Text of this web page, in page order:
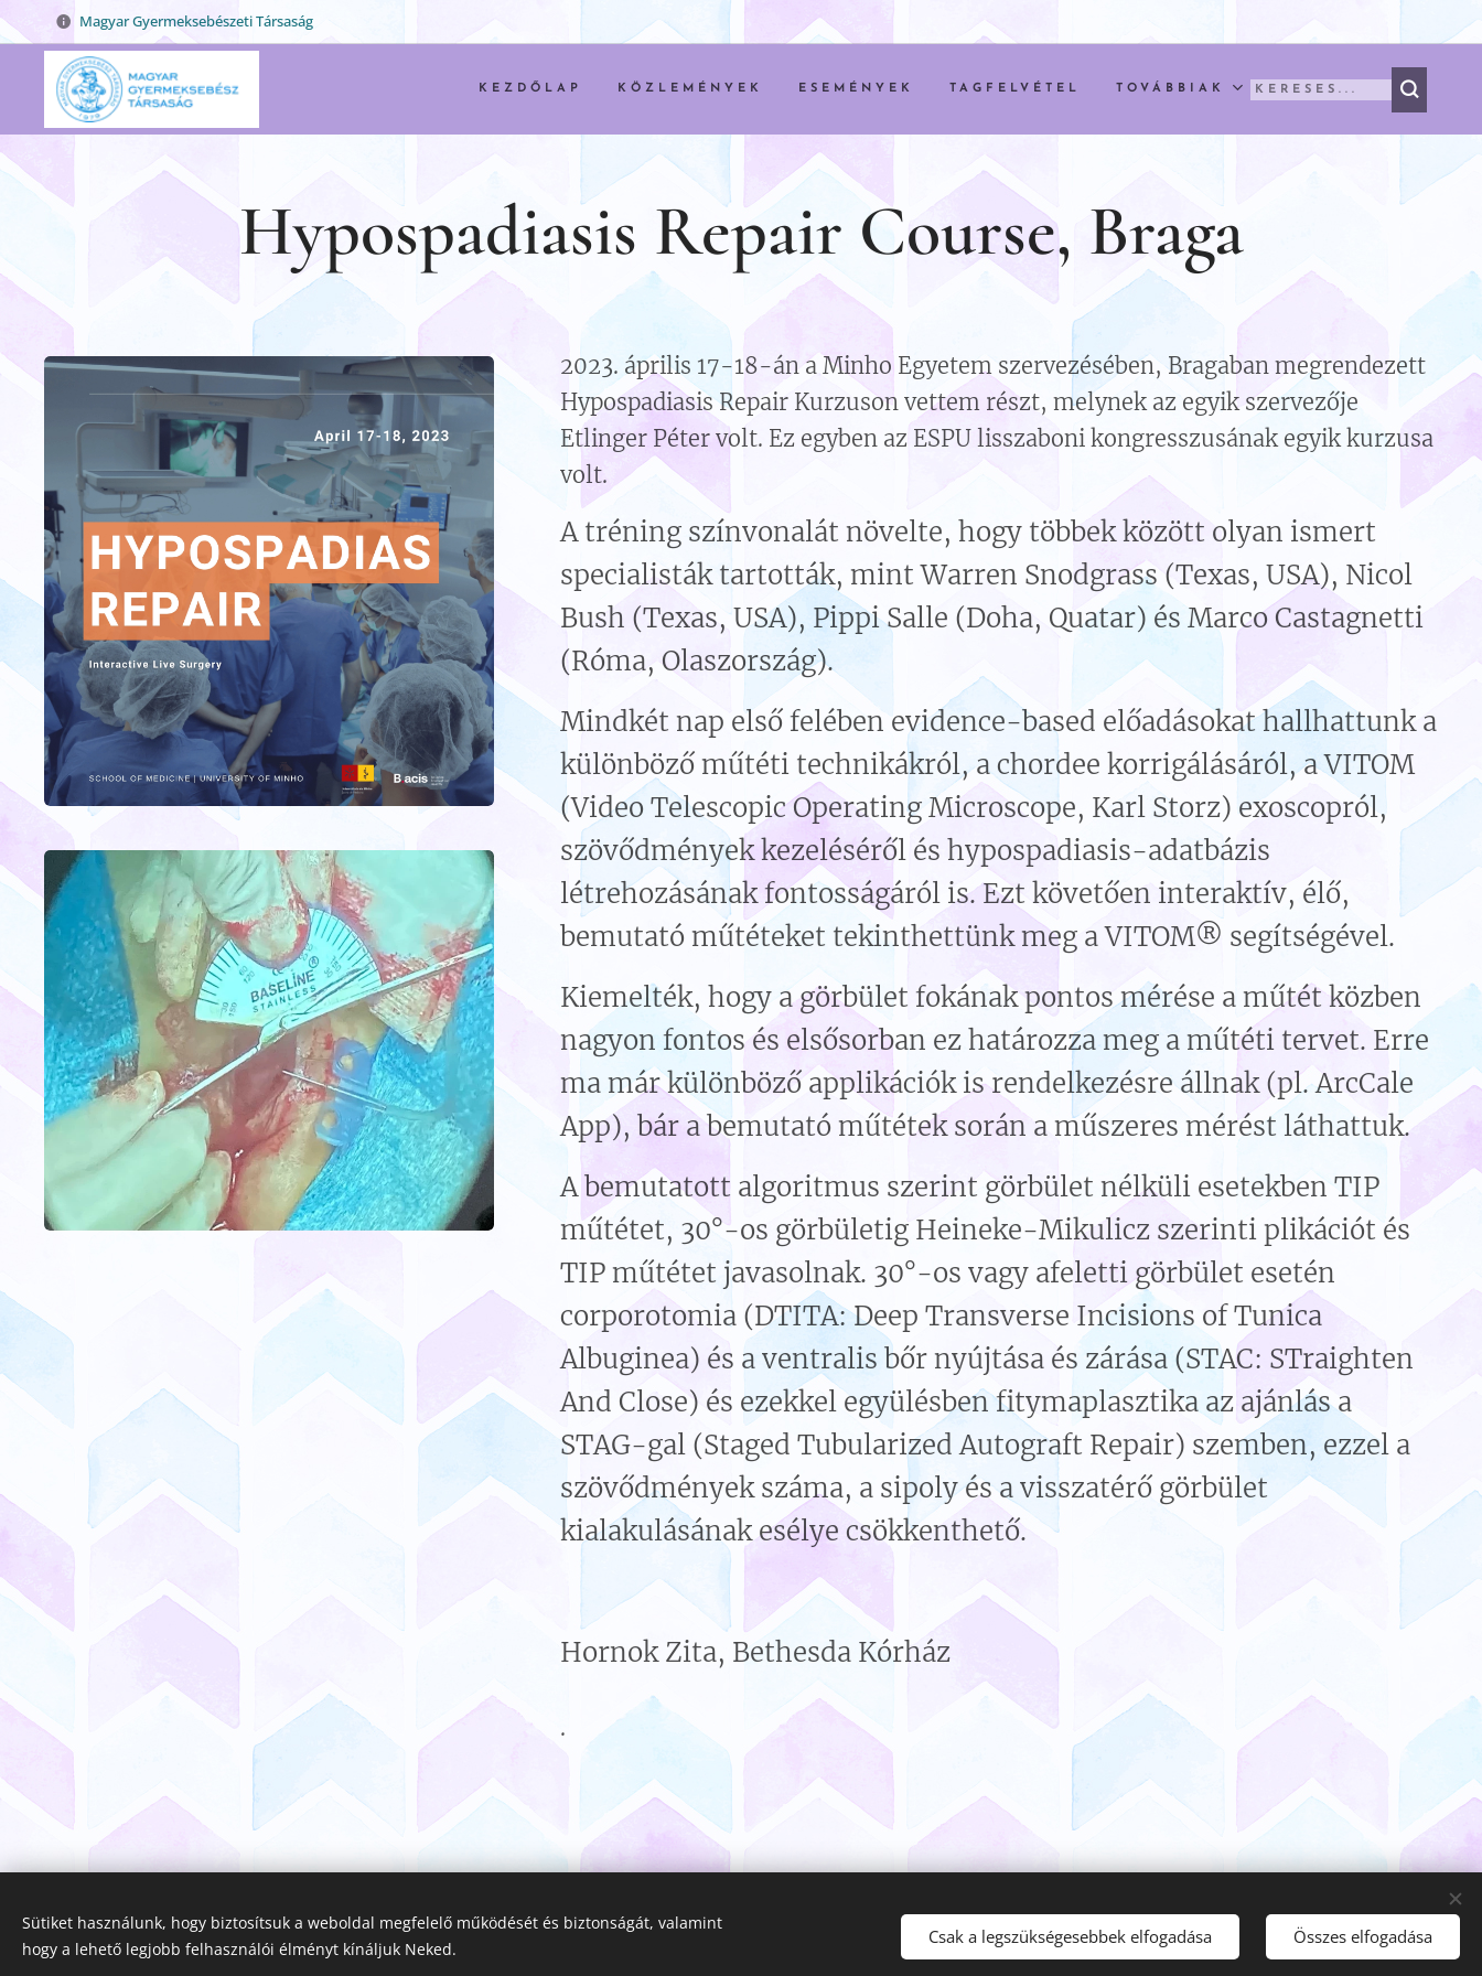
Magyar Gyermeksebészeti Társaság
KEZDŐLAP KÖZLEMÉNYEK ESEMÉNYEK TAGFELVÉTEL TOVÁBBIAK
Hypospadiasis Repair Course, Braga
2023. április 17-18-án a Minho Egyetem szervezésében, Bragaban megrendezett
Hypospadiasis Repair Kurzuson vettem részt, melynek az egyik szervezője
Etlinger Péter volt. Ez egyben az ESPU lisszaboni kongresszusának egyik kurzusa
volt.
A tréning színvonalát növelte, hogy többek között olyan ismert
specialisták tartották, mint Warren Snodgrass (Texas, USA), Nicol
Bush (Texas, USA), Pippi Salle (Doha, Quatar) és Marco Castagnetti
(Róma, Olaszország).
Mindkét nap első felében evidence-based előadásokat hallhattunk a
különböző műtéti technikákról, a chordee korrigálásáról, a VITOM
(Video Telescopic Operating Microscope, Karl Storz) exoscopról,
szövődmények kezeléséről és hypospadiasis-adatbázis
létrehozásának fontosságáról is. Ezt követően interaktív, élő,
bemutató műtéteket tekinthettünk meg a VITOM® segítségével.
Kiemelték, hogy a görbület fokának pontos mérése a műtét közben
nagyon fontos és elsősorban ez határozza meg a műtéti tervet. Erre
ma már különböző applikációk is rendelkezésre állnak (pl. ArcCale
App), bár a bemutató műtétek során a műszeres mérést láthattuk.
A bemutatott algoritmus szerint görbület nélküli esetekben TIP
műtétet, 30°-os görbületig Heineke-Mikulicz szerinti plikációt és
TIP műtétet javasolnak. 30°-os vagy afeletti görbület esetén
corporotomia (DTITA: Deep Transverse Incisions of Tunica
Albuginea) és a ventralis bőr nyújtása és zárása (STAC: STraighten
And Close) és ezekkel együlésben fitymaplasztika az ajánlás a
STAG-gal (Staged Tubularized Autograft Repair) szemben, ezzel a
szövődmények száma, a sipoly és a visszatérő görbület
kialakulásának esélye csökkenthető.
Hornok Zita, Bethesda Kórház
.
© 2023 Magyar Gyermeksebész Társaság
Sütiket használunk, hogy biztosítsuk a weboldal megfelelő működését és biztonságát, valamint
hogy a lehető legjobb felhasználói élményt kínáljuk Neked.
Csak a legszükségesebbek elfogadása Összes elfogadása